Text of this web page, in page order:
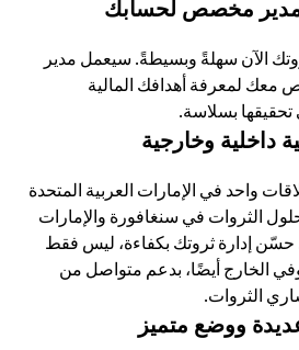
مخصص لحسابك
سهلةً وبسيطةً. سيعمل مدير
أهدافك المالية
بسلاسة.
وخارجية
في الإمارات العربية المتحدة
في سنغافورة والإمارات
إدارة ثروتك بكفاءة، ليس فقط
أيضًا، بدعم متواصل من
ووضع متميز